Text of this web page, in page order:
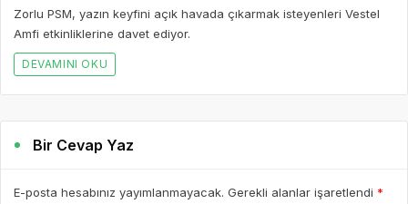
Zorlu PSM, yazın keyfini açık havada çıkarmak isteyenleri Vestel
Amfi etkinliklerine davet ediyor.
DEVAMINI OKU
Bir Cevap Yaz
E-posta hesabınız yayımlanmayacak. Gerekli alanlar işaretlendi *